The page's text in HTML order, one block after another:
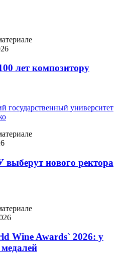
лет композитору
государственный университет
нового ректора
Wine Awards` 2026: у